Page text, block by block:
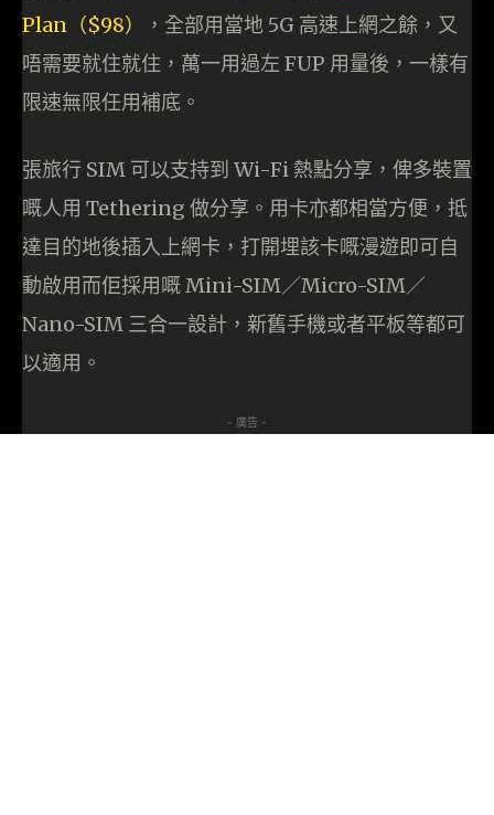
Plan（$98）
，全部用當地 5G 高速上網之餘，又
唔需要就住就住，萬一用過左 FUP 用量後，一樣有
限速無限任用補底。
張旅行 SIM 可以支持到 Wi-Fi 熱點分享，俾多裝置
嘅人用 Tethering 做分享。用卡亦都相當方便，抵
達目的地後插入上網卡，打開埋該卡嘅漫遊即可自
動啟用而佢採用嘅 Mini-SIM／Micro-SIM／
Nano-SIM 三合一設計，新舊手機或者平板等都可
以適用。
- 廣告 -